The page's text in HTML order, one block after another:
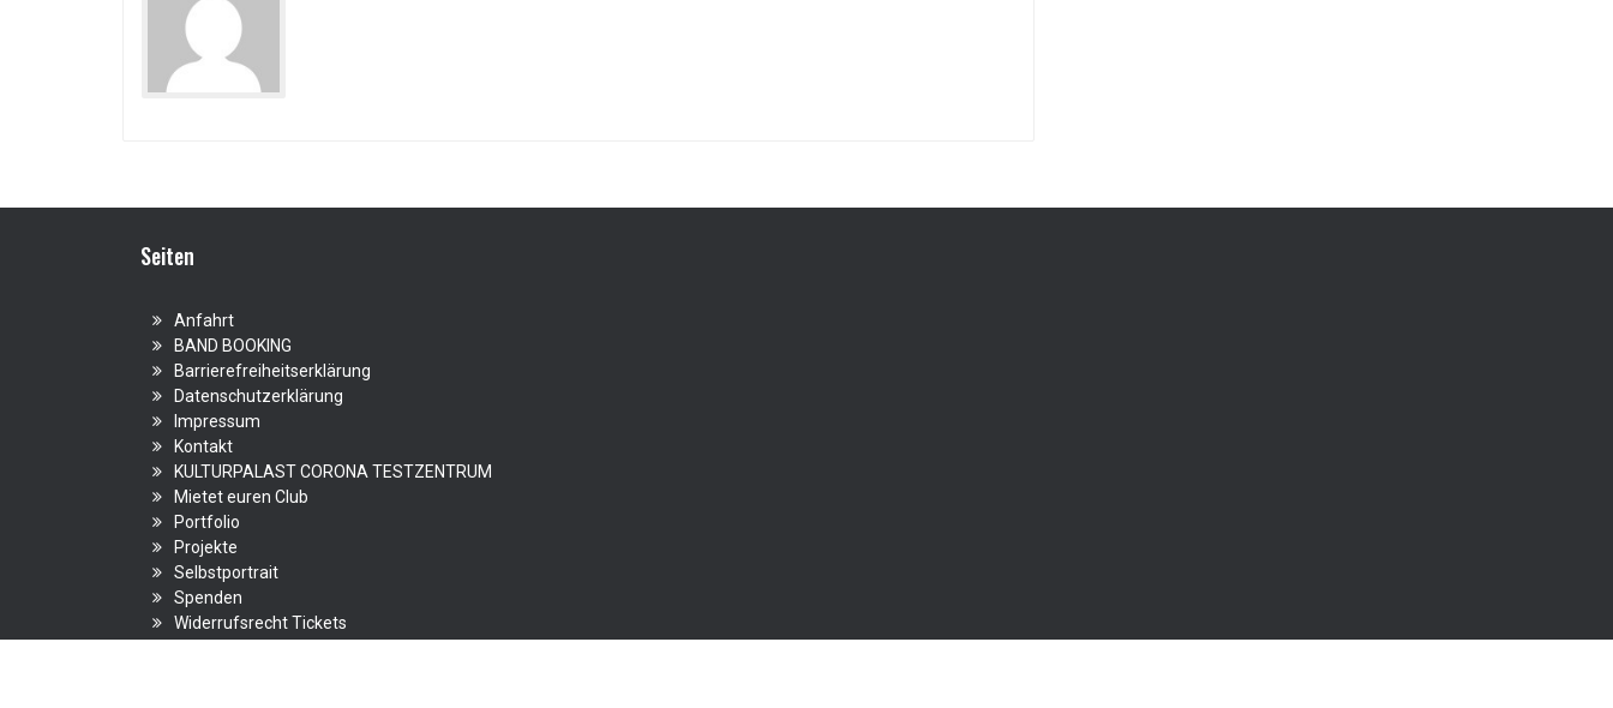
Seiten
Anfahrt
BAND BOOKING
Barrierefreiheitserklärung
Datenschutzerklärung
Impressum
Kontakt
KULTURPALAST CORONA TESTZENTRUM
Mietet euren Club
Portfolio
Projekte
Selbstportrait
Spenden
Widerrufsrecht Tickets